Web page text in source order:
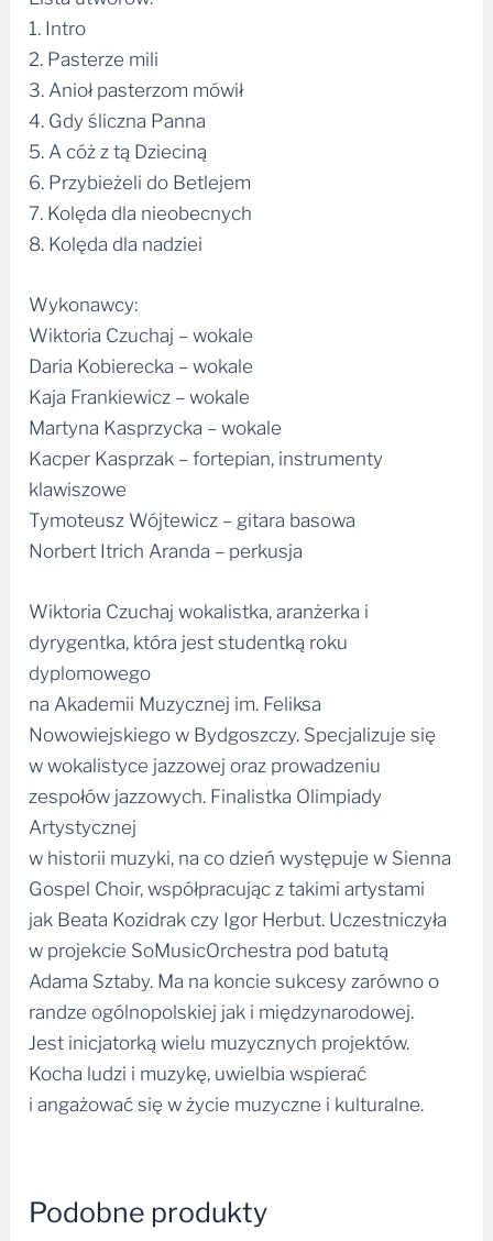
1. Intro
2. Pasterze mili
3. Anioł pasterzom mówił
4. Gdy śliczna Panna
5. A cóż z tą Dzieciną
6. Przybieżeli do Betlejem
7. Kolęda dla nieobecnych
8. Kolęda dla nadziei
Wykonawcy:
Wiktoria Czuchaj – wokale
Daria Kobierecka – wokale
Kaja Frankiewicz – wokale
Martyna Kasprzycka – wokale
Kacper Kasprzak – fortepian, instrumenty
klawiszowe
Tymoteusz Wójtewicz – gitara basowa
Norbert Itrich Aranda – perkusja
Wiktoria Czuchaj wokalistka, aranżerka i
dyrygentka, która jest studentką roku
dyplomowego
na Akademii Muzycznej im. Feliksa
Nowowiejskiego w Bydgoszczy. Specjalizuje się
w wokalistyce jazzowej oraz prowadzeniu
zespołów jazzowych. Finalistka Olimpiady
Artystycznej
w historii muzyki, na co dzień występuje w Sienna
Gospel Choir, współpracując z takimi artystami
jak Beata Kozidrak czy Igor Herbut. Uczestniczyła
w projekcie SoMusicOrchestra pod batutą
Adama Sztaby. Ma na koncie sukcesy zarówno o
randze ogólnopolskiej jak i międzynarodowej.
Jest inicjatorką wielu muzycznych projektów.
Kocha ludzi i muzykę, uwielbia wspierać
i angażować się w życie muzyczne i kulturalne.
Podobne produkty